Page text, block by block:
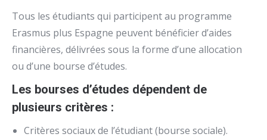
Tous les étudiants qui participent au programme
Erasmus plus Espagne peuvent bénéficier d’aides
financières, délivrées sous la forme d’une allocation
ou d’une bourse d’études.
Les bourses d’études dépendent de
plusieurs critères :
Critères sociaux de l’étudiant (bourse sociale).